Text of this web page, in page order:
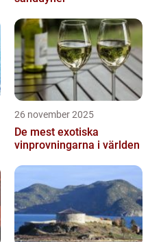
26 november 2025
De mest exotiska
vinprovningarna i världen